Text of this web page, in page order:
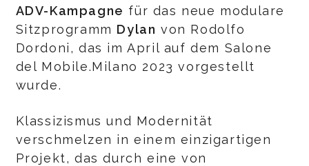
ADV-Kampagne für das neue modulare
Sitzprogramm Dylan von Rodolfo
Dordoni, das im April auf dem Salone
del Mobile.Milano 2023 vorgestellt
wurde.
Klassizismus und Modernität
verschmelzen in einem einzigartigen
Projekt, das durch eine von